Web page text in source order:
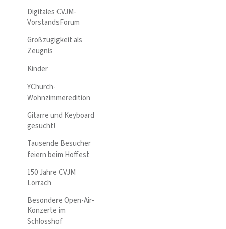
Digitales CVJM-
VorstandsForum
Großzügigkeit als
Zeugnis
Kinder
YChurch-
Wohnzimmeredition
Gitarre und Keyboard
gesucht!
Tausende Besucher
feiern beim Hoffest
150 Jahre CVJM
Lörrach
Besondere Open-Air-
Konzerte im
Schlosshof